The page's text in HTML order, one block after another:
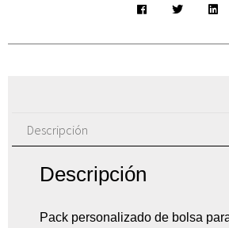
Descripción
Descripción
Pack personalizado de bolsa